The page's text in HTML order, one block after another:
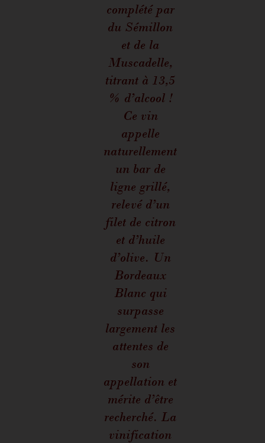
complété par
du Sémillon
et de la
Muscadelle,
titrant à 13,5
% d’alcool !
Ce vin
appelle
naturellement
un bar de
ligne grillé,
relevé d’un
filet de citron
et d’huile
d’olive. Un
Bordeaux
Blanc qui
surpasse
largement les
attentes de
son
appellation et
mérite d’être
recherché. La
vinification